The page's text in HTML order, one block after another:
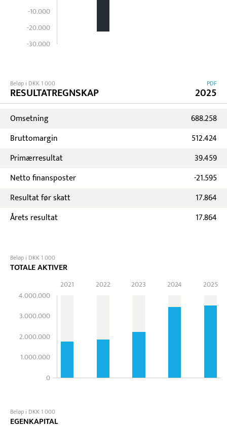
-10.000
-20.000
-30.000
Beløp i DKK 1 000
RESULTATREGNSKAP
PDF
2025
Omsetning
688.258
Bruttomargin
512.424
Primærresultat
39.459
Netto finansposter
-21.595
Resultat før skatt
17.864
Årets resultat
17.864
Beløp i DKK 1 000
TOTALE AKTIVER
4.000.000
3.000.000
2.000.000
1.000.000
0
2021 2022 2023 2024 2025
Beløp i DKK 1 000
EGENKAPITAL